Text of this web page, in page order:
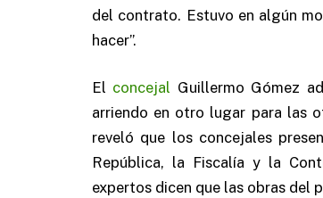
del contrato. Estuvo en algún
hacer”.
El concejal Guillermo Gómez
arriendo en otro lugar para las
reveló que los concejales
República, la Fiscalía y la
expertos dicen que las obras del